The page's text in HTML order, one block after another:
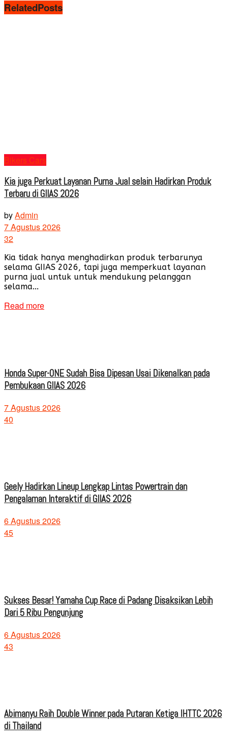
RelatedPosts
Bikers Cars
Kia juga Perkuat Layanan Purna Jual selain Hadirkan Produk
Terbaru di GIIAS 2026
byAdmin
7 Agustus 2026
32
Kia tidak hanya menghadirkan produk terbarunya
selama GIIAS 2026, tapi juga memperkuat layanan
purna jual untuk untuk mendukung pelanggan
selama...
Read more
Honda Super-ONE Sudah Bisa Dipesan Usai Dikenalkan pada
Pembukaan GIIAS 2026
7 Agustus 2026
40
Geely Hadirkan Lineup Lengkap Lintas Powertrain dan
Pengalaman Interaktif di GIIAS 2026
6 Agustus 2026
45
Sukses Besar! Yamaha Cup Race di Padang Disaksikan Lebih
Dari 5 Ribu Pengunjung
6 Agustus 2026
43
Abimanyu Raih Double Winner pada Putaran Ketiga IHTTC 2026
di Thailand